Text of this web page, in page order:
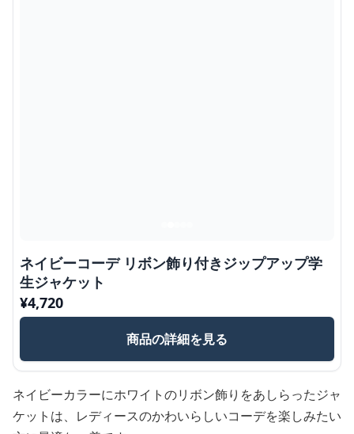
ネイビーコーデ リボン飾り付きジップアップ学
生ジャケット
¥4,720
商品の詳細を見る
ネイビーカラーにホワイトのリボン飾りをあしらったジャ
ケットは、レディースのかわいらしいコーデを楽しみたい